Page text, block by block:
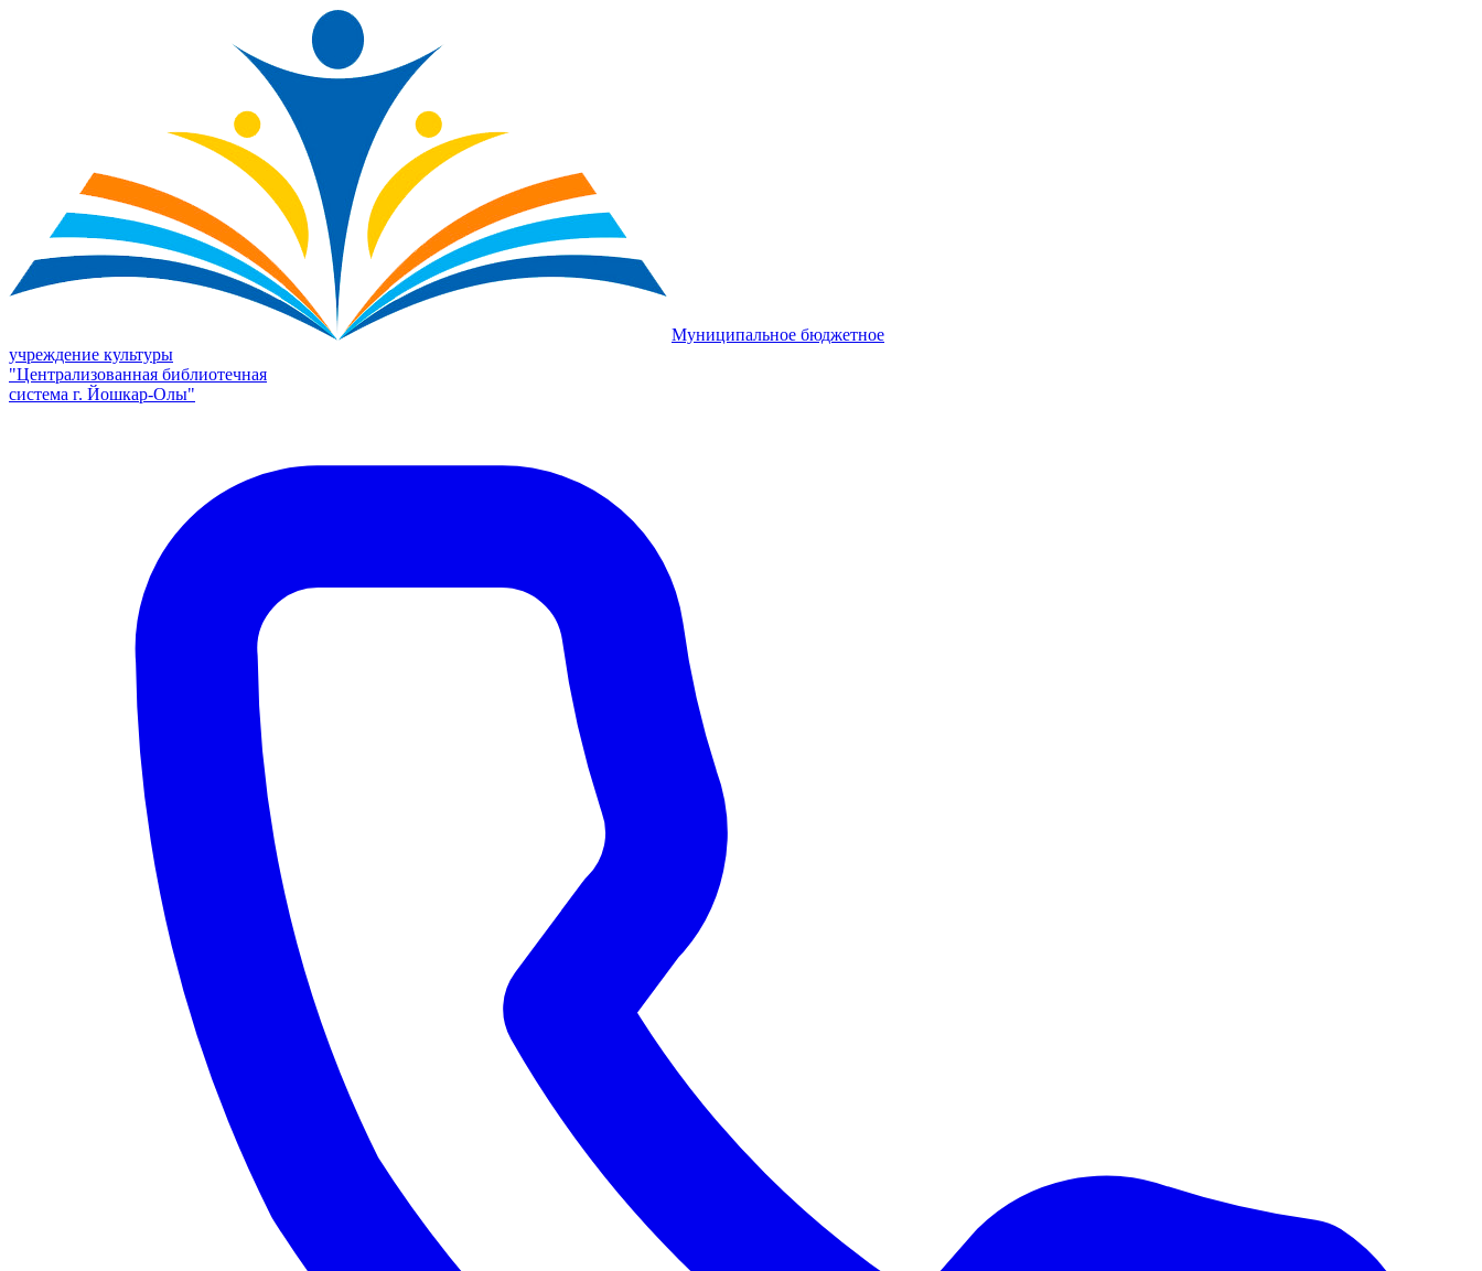
Муниципальное бюджетное
учреждение культуры
"Централизованная библиотечная
система г. Йошкар-Олы"